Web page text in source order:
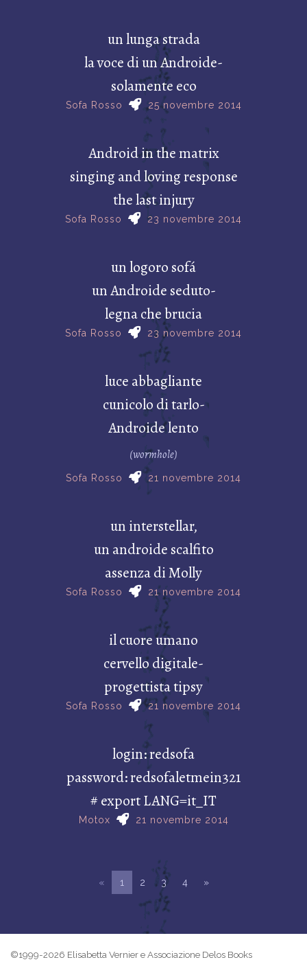
un lunga strada
la voce di un Androide-
solamente eco
Sofa Rosso 25 novembre 2014
Android in the matrix
singing and loving response
the last injury
Sofa Rosso 23 novembre 2014
un logoro sofá
un Androide seduto-
legna che brucia
Sofa Rosso 23 novembre 2014
luce abbagliante
cunicolo di tarlo-
Androide lento
(wormhole)
Sofa Rosso 21 novembre 2014
un interstellar,
un androide scalfito
assenza di Molly
Sofa Rosso 21 novembre 2014
il cuore umano
cervello digitale-
progettista tipsy
Sofa Rosso 21 novembre 2014
login: redsofa
password: redsofaletmein321
# export LANG=it_IT
Motox 21 novembre 2014
« 1 2 3 4 »
©1999-2026 Elisabetta Vernier e Associazione Delos Books